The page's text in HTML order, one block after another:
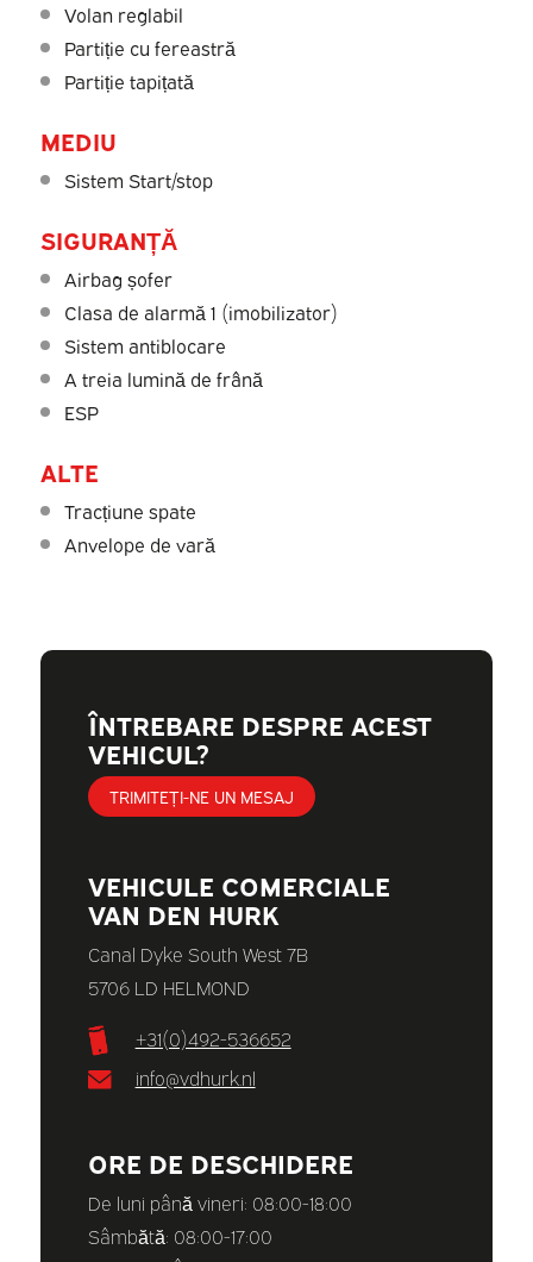
Volan reglabil
Partiție cu fereastră
Partiție tapițată
MEDIU
Sistem Start/stop
SIGURANȚĂ
Airbag șofer
Clasa de alarmă 1 (imobilizator)
Sistem antiblocare
A treia lumină de frână
ESP
ALTE
Tracțiune spate
Anvelope de vară
ÎNTREBARE DESPRE ACEST
VEHICUL?
TRIMITEȚI-NE UN MESAJ
VEHICULE COMERCIALE
VAN DEN HURK
Canal Dyke South West 7B
5706 LD HELMOND
+31(0)492-536652
info@vdhurk.nl
ORE DE DESCHIDERE
De luni până vineri: 08:00-18:00
Sâmbătă: 08:00-17:00